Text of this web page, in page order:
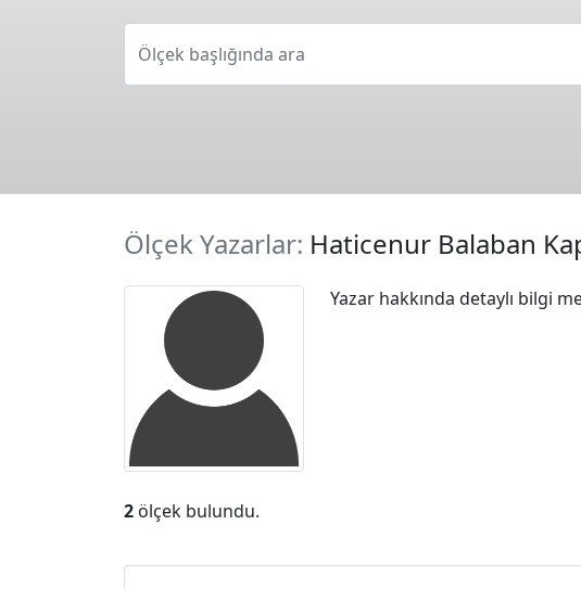
Ölçek başlığında ara
Ölçek Yazarlar: Haticenur Balaban
Yazar hakkında detaylı bilgi
2 ölçek bulundu.